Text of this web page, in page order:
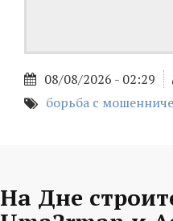
08/08/2026 - 02:29
борьба с
На Дне